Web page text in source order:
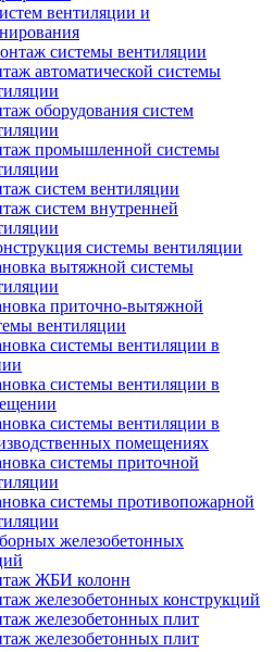
вентиляции и
системы вентиляции
автоматической системы
оборудования систем
промышленной системы
систем вентиляции
систем внутренней
системы вентиляции
вытяжной системы
приточно-вытяжной
вентиляции
системы вентиляции в
системы вентиляции в
системы вентиляции в
помещениях
системы приточной
системы противопожарной
железобетонных
ЖБИ колонн
железобетонных конструкций
железобетонных плит
железобетонных плит